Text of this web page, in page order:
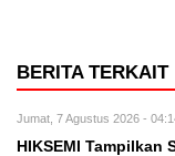
BERITA TERKAIT
Jumat, 7 Agustus 2026 -
HIKSEMI